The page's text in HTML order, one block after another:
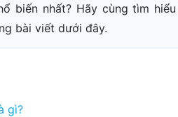
biến nhất? Hãy cùng tìm
bài viết dưới đây.
gì?